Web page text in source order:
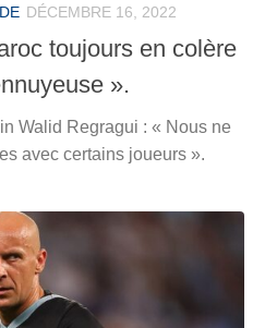
DÉCEMBRE 16, 2022
toujours en colère
».
Walid Regragui : « Nous ne
avec certains joueurs ».